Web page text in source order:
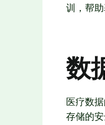
训，帮
数
医疗数
存储的